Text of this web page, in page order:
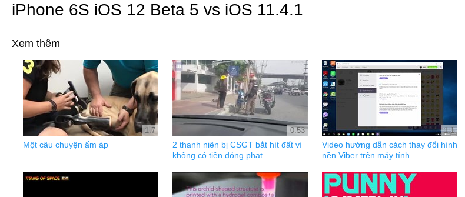
iPhone 6S iOS 12 Beta 5 vs iOS 11.4.1
Xem thêm
1:7
Một câu chuyện ấm áp
0:53
2 thanh niên bị CSGT bắt hít đất vì
không có tiền đóng phạt
1:1
Video hướng dẫn cách thay đổi hình
nền Viber trên máy tính